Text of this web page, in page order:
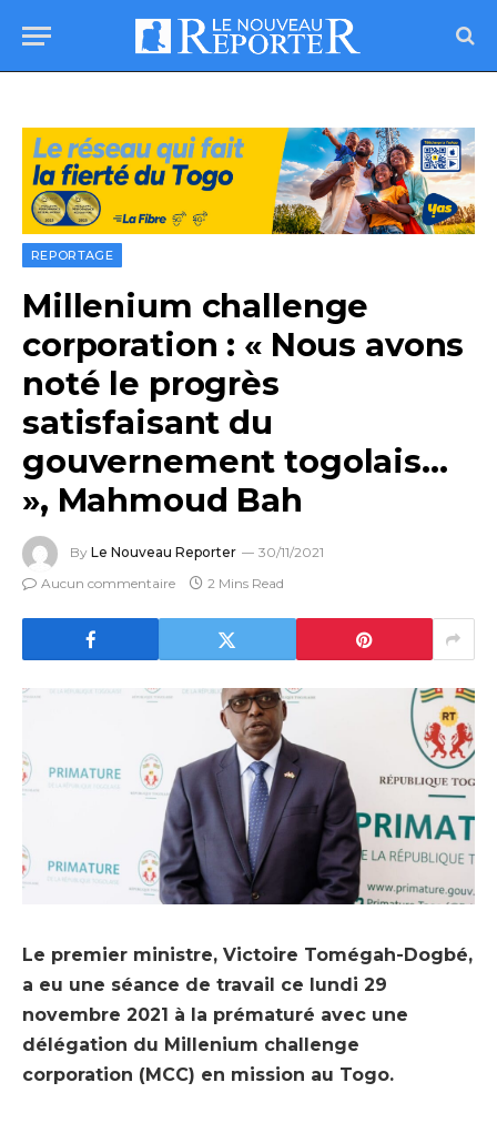
REPORTAGE
Millenium challenge
corporation : « Nous avons
noté le progrès
satisfaisant du
gouvernement togolais…
», Mahmoud Bah
By Le Nouveau Reporter
30/11/2021
Aucun commentaire
2 Mins Read
Le premier ministre, Victoire Tomégah-Dogbé,
a eu une séance de travail ce lundi 29
novembre 2021 à la prématuré avec une
délégation du Millenium challenge
corporation (MCC) en mission au Togo.